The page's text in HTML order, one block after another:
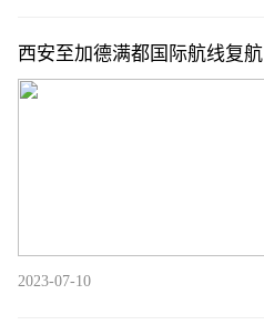
西安至加德满都国际航线复航
2023-07-10